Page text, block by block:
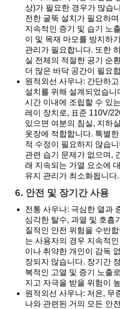
상)가 필요한 경우가 많습
전한 굴뚝 설치가 필요하
지속적인 증기 및 습기 노
이 및 목재 마모를 방지하
관리가 필요합니다. 또한
실 전체의 적절한 공기 순
더 많은 바닥 공간이 필요
원적외선 사우나: 간단하
설치를 위해 설계되었습니
시간 이내에 조립할 수 있
레이 장치로, 표준 110V/
있으면 여분의 침실, 지하
옷장에 적합합니다. 특별
적 수정이 필요하지 않습니
관련 습기 문제가 없으며,
래 지속되는 가열 요소에
유지 관리가 최소화됩니다.
6. 안전 및 장기간 사용
전통 사우나: 극심한 열과
심각한 탈수, 과열 및 호흡
질적인 안전 위험을 수반
는 사용자의 경우 지속적
이나 취약한 개인이 감독
장되지 않습니다. 장기간
복적인 고열 및 증기 노출
지고 자극을 받을 위험이
원적외선 사우나: 저온, 무
나와 관련된 거의 모든 안